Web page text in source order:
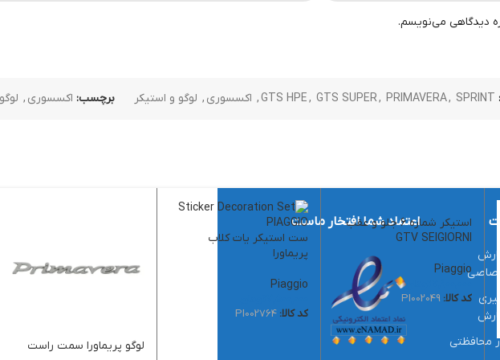
دیدگاهی می‌نویسم.
GTS HPE, GTS SUPER, PRIMAVERA, SPRINT
, اکسسوری , لوگو و استیکر برچسب: اکسسوری ,
استیکر شماره 6 جلو و عقب
GTV SEIGIORNI
Piaggio
تومان
کد کالا:PI002049
ست استیکر یات کلاب
پریماورا
Piaggio
کد کالا: PI002764
لوگو پریماورا سمت راست
محافظتی
اعتماد شما افتخار ماست